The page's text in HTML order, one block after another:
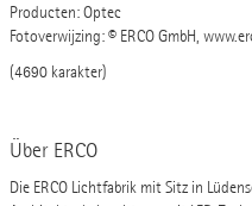
Producten: Optec
Fotoverwijzing: © ERCO GmbH,
(4690 karakter)
Über ERCO
Die ERCO Lichtfabrik mit Sitz in